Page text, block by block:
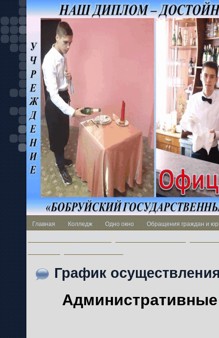
Главная Колледж Одно окно
Обращения граждан и
График